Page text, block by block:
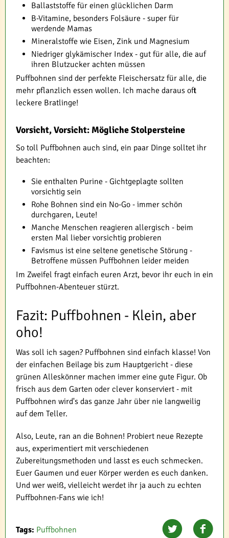
Ballaststoffe für einen glücklichen Darm
B-Vitamine, besonders Folsäure - super für
werdende Mamas
Mineralstoffe wie Eisen, Zink und Magnesium
Niedriger glykämischer Index - gut für alle, die auf
ihren Blutzucker achten müssen
Puffbohnen sind der perfekte Fleischersatz für alle, die
mehr pflanzlich essen wollen. Ich mache daraus oft
leckere Bratlinge!
Vorsicht, Vorsicht: Mögliche Stolpersteine
So toll Puffbohnen auch sind, ein paar Dinge solltet ihr
beachten:
Sie enthalten Purine - Gichtgeplagte sollten
vorsichtig sein
Rohe Bohnen sind ein No-Go - immer schön
durchgaren, Leute!
Manche Menschen reagieren allergisch - beim
ersten Mal lieber vorsichtig probieren
Favismus ist eine seltene genetische Störung -
Betroffene müssen Puffbohnen leider meiden
Im Zweifel fragt einfach euren Arzt, bevor ihr euch in ein
Puffbohnen-Abenteuer stürzt.
Fazit: Puffbohnen - Klein, aber
oho!
Was soll ich sagen? Puffbohnen sind einfach klasse! Von
der einfachen Beilage bis zum Hauptgericht - diese
grünen Alleskönner machen immer eine gute Figur. Ob
frisch aus dem Garten oder clever konserviert - mit
Puffbohnen wird's das ganze Jahr über nie langweilig
auf dem Teller.
Also, Leute, ran an die Bohnen! Probiert neue Rezepte
aus, experimentiert mit verschiedenen
Zubereitungsmethoden und lasst es euch schmecken.
Euer Gaumen und euer Körper werden es euch danken.
Und wer weiß, vielleicht werdet ihr ja auch zu echten
Puffbohnen-Fans wie ich!
Tags: Puffbohnen